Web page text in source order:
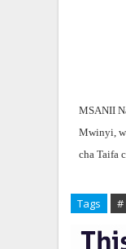
MSANII
Mwinyi,
cha Taifa
Tags #